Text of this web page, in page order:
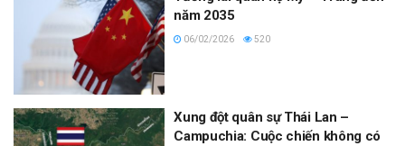
năm 2035
06/02/2026 520
Xung đột quân sự Thái Lan –
Campuchia: Cuộc chiến không có